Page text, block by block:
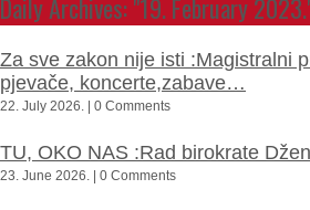
Daily Archives:"19. February
Za sve zakon nije isti :Magistralni
pjevače, koncerte,zabave…
22. July 2026. | 0 Comments
TU, OKO NAS :Rad birokrate
23. June 2026. | 0 Comments